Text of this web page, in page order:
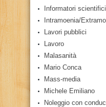
Informatori scientifici
Intramoenia/
Lavori pubblici
Lavoro
Malasanità
Mario Conca
Mass-media
Michele Emiliano
Noleggio con